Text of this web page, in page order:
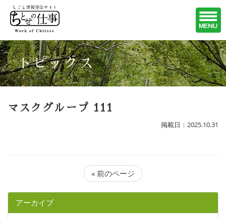
トピックス
マスクグループ 111
掲載日：2025.10.31
« 前のページ
アーカイブ